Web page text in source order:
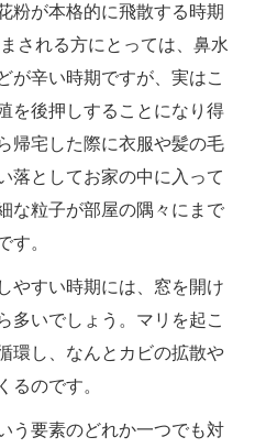
粉が本格的に飛散する時期
される方にとっては、鼻水
が辛い時期ですが、実はこ
を後押しすることになり得
帰宅した際に衣服や髪の毛
落としてお家の中に入って
な粒子が部屋の隅々にまで
す。
やすい時期には、窓を開け
多いでしょう。マリを起こ
環し、なんとカビの拡散や
るのです。
う要素のどれか一つでも対